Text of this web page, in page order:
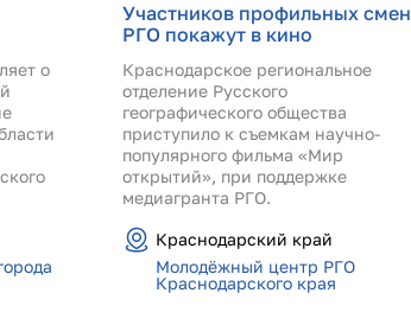
о
Участников профильных смен
РГО покажут в кино
Краснодарское региональное
отделение Русского
географического общества
приступило к съемкам научно-
популярного фильма «Мир
открытий», при поддержке
медиагранта РГО.
Краснодарский край
Молодёжный центр РГО
Краснодарского края